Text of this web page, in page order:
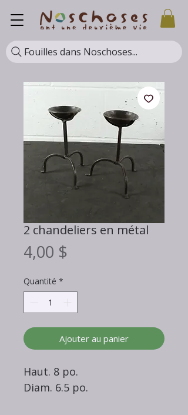
Fouilles dans Noschoses...
2 chandeliers en métal
4,00 $
Quantité *
Ajouter au panier
Haut. 8 po.
Diam. 6.5 po.